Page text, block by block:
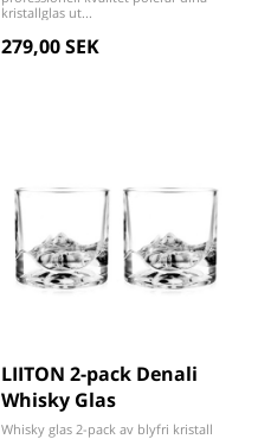
kristallglas ut...
279,00 SEK
LIITON 2-pack Denali
Whisky Glas
Whisky glas 2-pack av blyfri kristall